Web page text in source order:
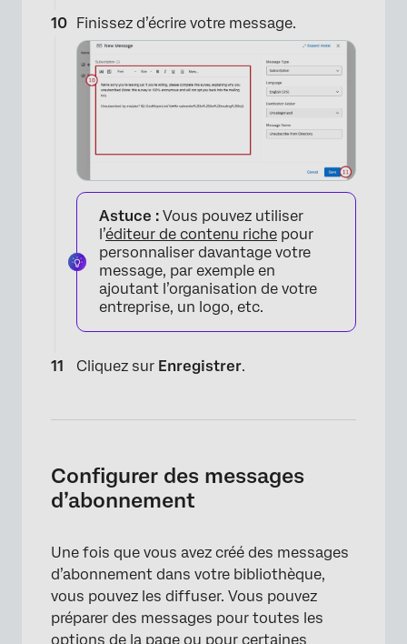
Finissez d’écrire votre message.
Astuce : Vous pouvez utiliser
l’éditeur de contenu riche pour
personnaliser davantage votre
message, par exemple en
ajoutant l’organisation de votre
entreprise, un logo, etc.
Cliquez sur Enregistrer.
Configurer des messages
d’abonnement
Une fois que vous avez créé des messages
d’abonnement dans votre bibliothèque,
vous pouvez les diffuser. Vous pouvez
préparer des messages pour toutes les
options de la page ou pour certaines